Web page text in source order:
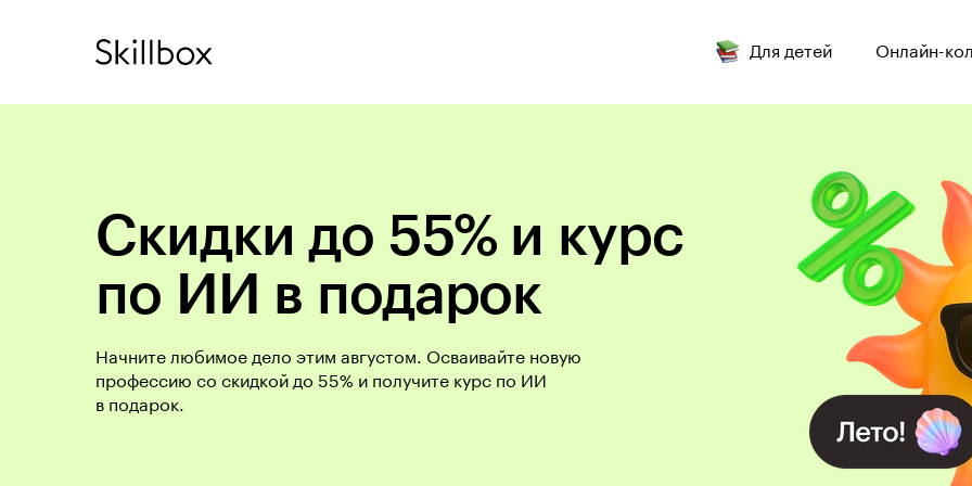
Для детей Онлайн-
Скидки до 55% и курс
по ИИ в подарок
Начните любимое дело этим августом. Осваивайте новую
профессию со скидкой до 55% и получите курс по ИИ
в подарок.